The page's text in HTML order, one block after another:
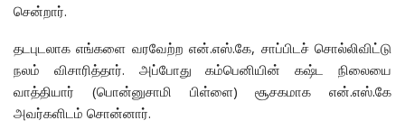
சென்றார்.
தடபுடலாக எங்களை வரவேற்ற என்.எஸ்.கே, சாப்பிடச் சொல்லிவிட்டு
நலம் விசாரித்தார். அப்போது கம்பெனியின் கஷ்ட நிலையை
வாத்தியார் (பொன்னுசாமி பிள்ளை) சூசகமாக என்.எஸ்.கே
அவர்களிடம் சொன்னார்.